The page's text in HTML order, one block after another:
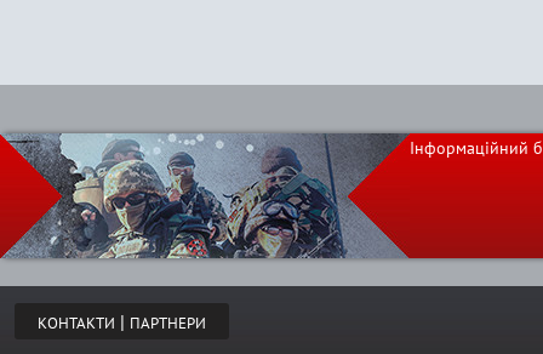
Інформаційний
КОНТАКТИ | ПАРТНЕРИ